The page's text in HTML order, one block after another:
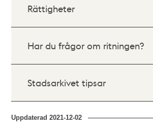
Rättigheter
Har du frågor om ritningen?
Stadsarkivet tipsar
Uppdaterad2021-12-02